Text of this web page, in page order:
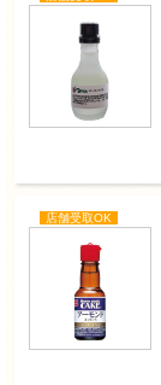
店舗受取OK